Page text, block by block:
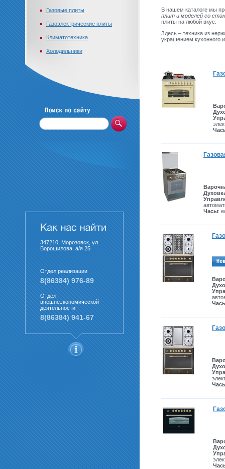
Газовые плиты
Газоэлектрические плиты
Климатотехника
Холодильники
347210, Морозовск, ул.
Ворошилова, а/я 25
Отдел реализации
8(86384) 976-89
Отдел
внешнеэкономической
деятельности
8(86384) 941-67
В нашем каталоге мы
плит и моделей со
плиты на любой вкус.
Здесь – техника из
украшением кухонного
Часы: